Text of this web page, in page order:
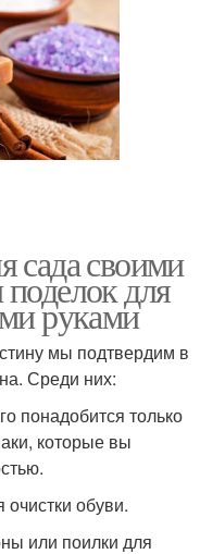
сада своими
для
руками
мы подтвердим в
Среди них:
понадобится только
которые вы
обуви.
или поилки для